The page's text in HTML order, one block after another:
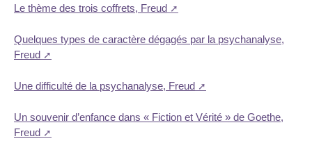
Le thème des trois coffrets, Freud
Quelques types de caractère dégagés par la psychanalyse,
Freud
Une difficulté de la psychanalyse, Freud
Un souvenir d’enfance dans « Fiction et Vérité » de Goethe,
Freud